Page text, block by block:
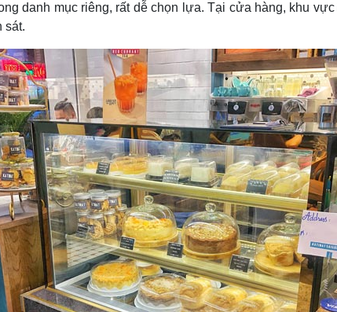
danh mục riêng, rất dễ chọn lựa. Tại cửa hàng, khu
sát.